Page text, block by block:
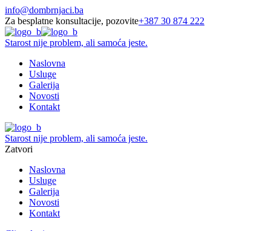
info@dombrnjaci.ba
Za besplatne konsultacije, pozovite+387 30 874 222
Starost nije problem, ali samoća jeste.
Naslovna
Usluge
Galerija
Novosti
Kontakt
Starost nije problem, ali samoća jeste.
Zatvori
Naslovna
Usluge
Galerija
Novosti
Kontakt